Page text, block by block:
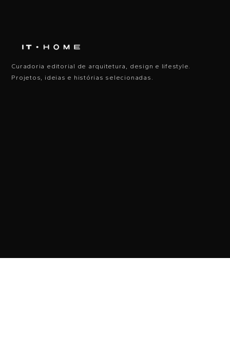
Curadoria editorial de arquitetura, design e lifestyle.
Projetos, ideias e histórias selecionadas.